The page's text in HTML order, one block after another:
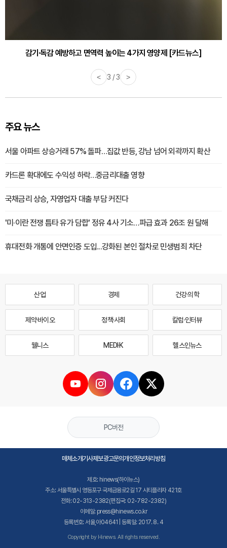
감기·독감 예방하고 면역력 높이는 4가지 영양제 [카드뉴스]
< 3 / 3 >
주요 뉴스
서울 아파트 상승거래 57% 돌파…집값 반등, 강남 넘어 외곽까지 확산
카드론 확대에도 수익성 하락…중금리대출 영향
국채금리 상승, 자영업자 대출 부담 커진다
'미·이란 전쟁 틈타 유가 담합' 정유 4사 기소…파급 효과 26조 원 달해
휴대전화 개통에 안면인증 도입...강화된 본인 절차로 민생범죄 차단
산업 경제 건강·의학
제약·바이오 정책·사회 칼럼·인터뷰
웰니스 MEDI·K 헬스인뉴스
PC버전
매체소개기사제보광고문의개인정보처리방침
제호: hinews(하이뉴스)
주소: 서울특별시 영등포구 국제금융로2길 17 시티플라자 421호
전화: 02-313-2382(편집국: 02-782-2382)
이메일: press@hinews.co.kr
등록번호: 서울,아04641 | 등록일: 2017. 8. 4
Copyright by Hinews. All rights reserved.